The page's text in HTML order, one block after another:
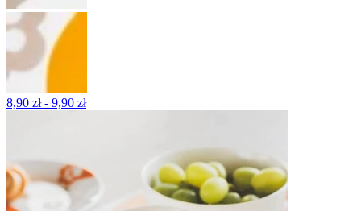
8,90 zł - 9,90 zł